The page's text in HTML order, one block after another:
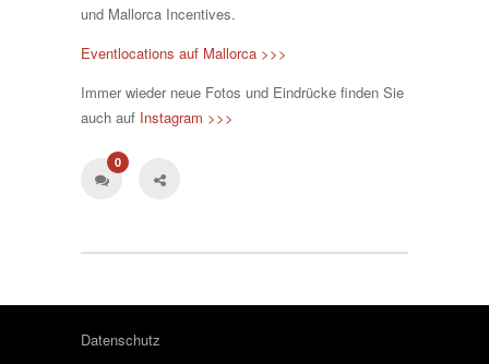
und Mallorca Incentives.
Eventlocations auf Mallorca >>>
Immer wieder neue Fotos und Eindrücke finden Sie
auch auf Instagram >>>
0
Datenschutz